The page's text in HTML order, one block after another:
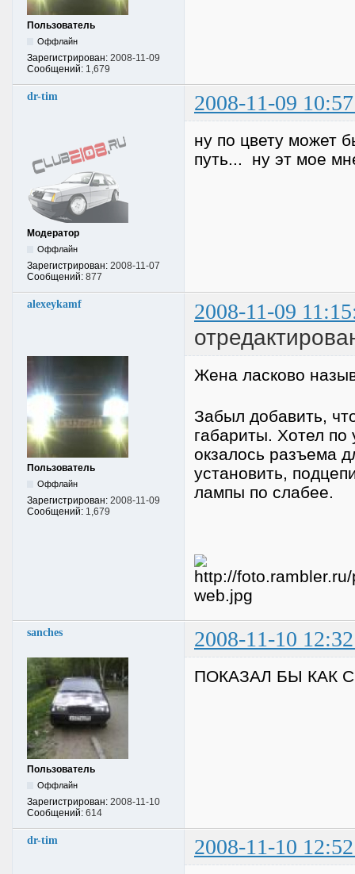
Пользователь
Оффлайн
Зарегистрирован: 2008-11-09
Сообщений: 1,679
dr-tim 2008-11-09
Модератор
Оффлайн
Зарегистрирован: 2008-11-07
Сообщений: 877
ну по цвету может
путь... ну эт мое
alexeykamf 2008-11-09
Пользователь
Оффлайн
Зарегистрирован: 2008-11-09
Сообщений: 1,679
Жена ласково
Забыл добавить,
габариты. Хотел по
окзалось разъема
установить,
лампы по слабее.
sanches 2008-11-10
Пользователь
Оффлайн
Зарегистрирован: 2008-11-10
Сообщений: 614
ПОКАЗАЛ БЫ КАК
dr-tim 2008-11-10